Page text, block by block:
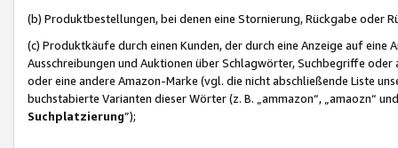
(b) Produktbestellungen, bei denen eine Stornierung, Rückgabe oder
(c) Produktkäufe durch einen Kunden, der durch eine Anzeige auf
Ausschreibungen und Auktionen über Schlagwörter, Suchbegriffe
oder eine andere Amazon-Marke (vgl. die nicht abschließende Liste
buchstabierte Varianten dieser Wörter (z. B. „ammazon“, „amaozn“
Suchplatzierung”);